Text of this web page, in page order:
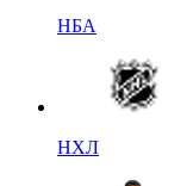
НБА
НХЛ